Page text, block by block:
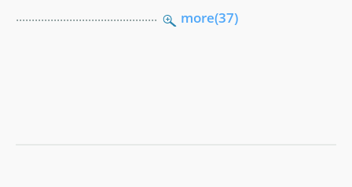
............................................. more(37)